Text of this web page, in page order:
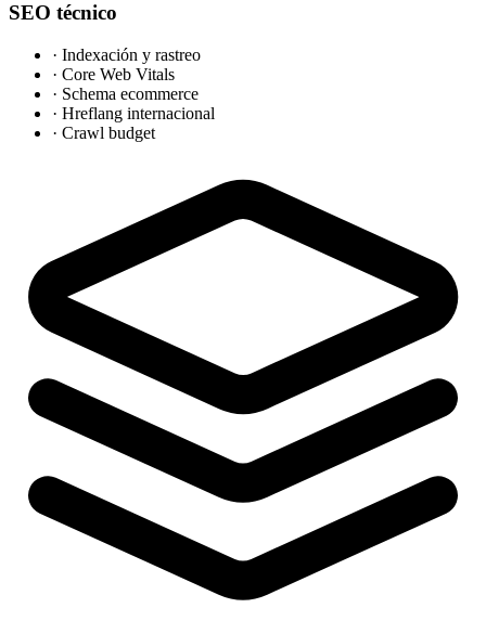
SEO técnico
· Indexación y rastreo
· Core Web Vitals
· Schema ecommerce
· Hreflang internacional
· Crawl budget